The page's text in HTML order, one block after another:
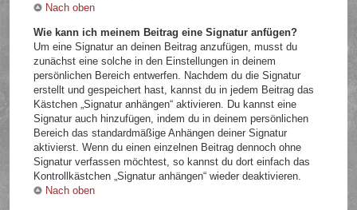
Nach oben
Wie kann ich meinem Beitrag eine Signatur anfügen?
Um eine Signatur an deinen Beitrag anzufügen, musst du
zunächst eine solche in den Einstellungen in deinem
persönlichen Bereich entwerfen. Nachdem du die Signatur
erstellt und gespeichert hast, kannst du in jedem Beitrag das
Kästchen „Signatur anhängen“ aktivieren. Du kannst eine
Signatur auch hinzufügen, indem du in deinem persönlichen
Bereich das standardmäßige Anhängen deiner Signatur
aktivierst. Wenn du einen einzelnen Beitrag dennoch ohne
Signatur verfassen möchtest, so kannst du dort einfach das
Kontrollkästchen „Signatur anhängen“ wieder deaktivieren.
Nach oben